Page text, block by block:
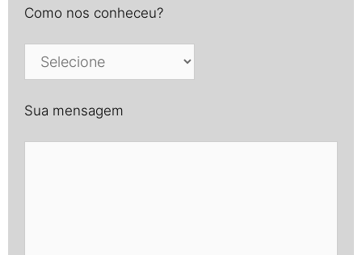
Como nos conheceu?
Sua mensagem